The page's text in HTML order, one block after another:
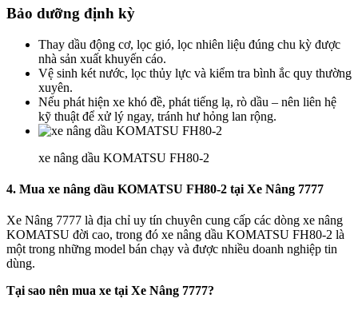
Bảo dưỡng định kỳ
Thay dầu động cơ, lọc gió, lọc nhiên liệu đúng chu kỳ được
nhà sản xuất khuyến cáo.
Vệ sinh két nước, lọc thủy lực và kiểm tra bình ắc quy thường
xuyên.
Nếu phát hiện xe khó đề, phát tiếng lạ, rò dầu – nên liên hệ
kỹ thuật để xử lý ngay, tránh hư hỏng lan rộng.
xe nâng dầu KOMATSU FH80-2
4. Mua xe nâng dầu KOMATSU FH80-2 tại Xe Nâng 7777
Xe Nâng 7777 là địa chỉ uy tín chuyên cung cấp các dòng xe nâng
KOMATSU đời cao, trong đó xe nâng dầu KOMATSU FH80-2 là
một trong những model bán chạy và được nhiều doanh nghiệp tin
dùng.
Tại sao nên mua xe tại Xe Nâng 7777?